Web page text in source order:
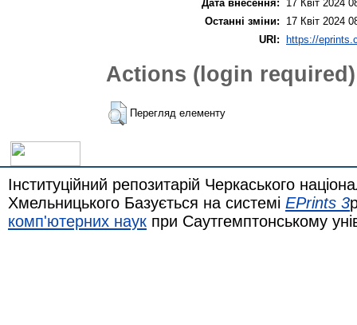
Дата внесення:
17 Квіт 2024
Останні зміни:
17 Квіт 2024
URI: https://
Actions (login required)
Перегляд елементу
Інституційний репозитарій Черкаського
Хмельницького Базується на системі EPrints 3
комп'ютерних наук при Саутгемптонському